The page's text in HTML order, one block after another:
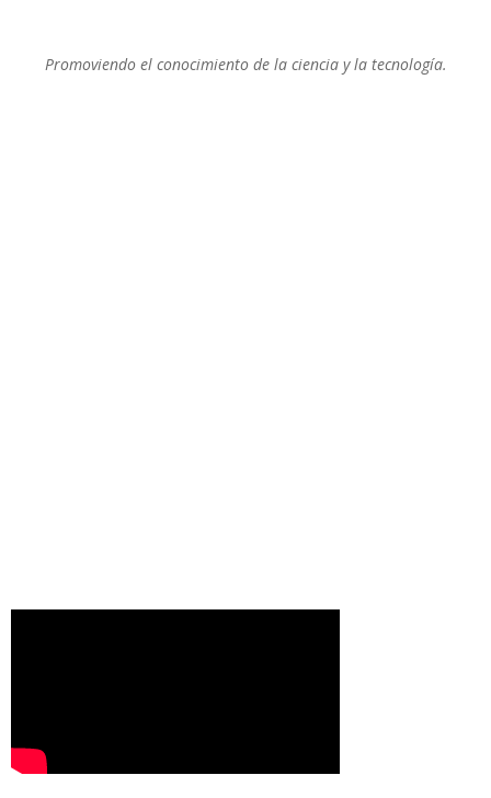
Promoviendo el conocimiento de la ciencia y la tecnología.